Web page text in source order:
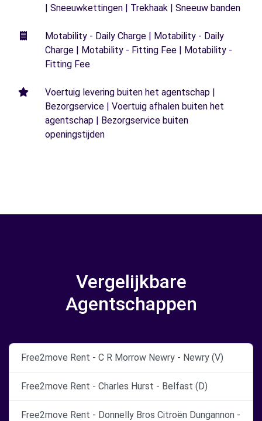
| Sneeuwkettingen | Trekhaak | Sneeuw banden
Motability - Daily Charge | Motability - Daily
Charge | Motability - Fitting Fee | Motability -
Fitting Fee
Voertuig levering buiten het agentschap |
Bezorgservice | Voertuig afhalen buiten het
agentschap | Bezorgservice buiten
openingstijden
Vergelijkbare
Agentschappen
Free2move Rent - C R Morrow Newry - Newry (V)
Free2move Rent - Charles Hurst - Belfast (D)
Free2move Rent - Donnelly Bros Citroën Dungannon -